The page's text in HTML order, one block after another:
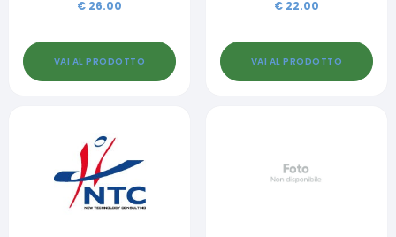
€ 26.00
VAI AL PRODOTTO
€ 22.00
VAI AL PRODOTTO